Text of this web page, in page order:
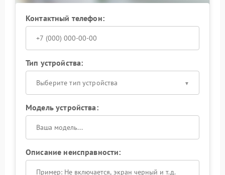
Контактный телефон:
Тип устройства:
Выберите тип устройства
Модель устройства:
Описание неисправности: